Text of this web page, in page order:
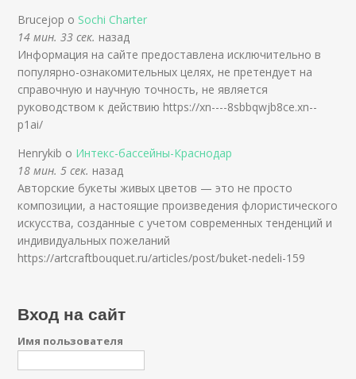
Brucejop о Sochi Charter
14 мин. 33 сек. назад
Информация на сайте предоставлена исключительно в
популярно-ознакомительных целях, не претендует на
справочную и научную точность, не является
руководством к действию https://xn----8sbbqwjb8ce.xn--
p1ai/
Henrykib о Интекс-бассейны-Краснодар
18 мин. 5 сек. назад
Авторские букеты живых цветов — это не просто
композиции, а настоящие произведения флористического
искусства, созданные с учетом современных тенденций и
индивидуальных пожеланий
https://artcraftbouquet.ru/articles/post/buket-nedeli-159
Вход на сайт
Имя пользователя